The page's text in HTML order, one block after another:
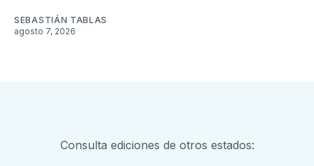
SEBASTIÁN TABLAS
agosto 7, 2026
Consulta ediciones de otros estados: